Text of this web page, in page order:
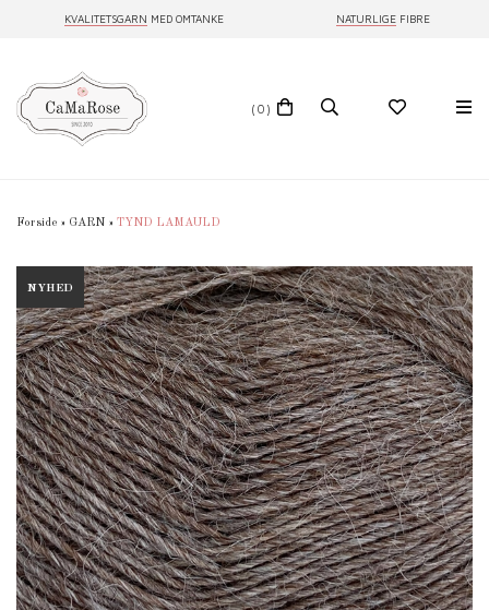
KVALITETSGARN MED OMTANKE NATURLIGE FIBRE
(0)
Forside » GARN » TYND LAMAULD
NYHED